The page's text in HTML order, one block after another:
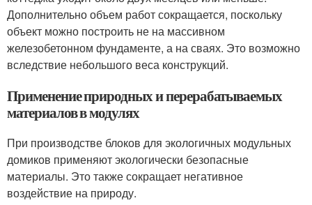
Дополнительно объем работ сокращается, поскольку
объект можно построить не на массивном
железобетонном фундаменте, а на сваях. Это возможно
вследствие небольшого веса конструкций.
Применение природных и перерабатываемых
материалов в модулях
При производстве блоков для экологичных модульных
домиков применяют экологически безопасные
материалы. Это также сокращает негативное
воздействие на природу.